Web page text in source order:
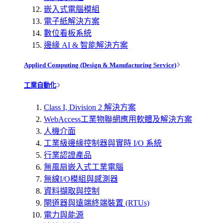
嵌入式電腦模組
電子紙解決方案
數位看板系統
邊緣 AI & 智能解決方案
Applied Computing (Design & Manufacturing Service)
工業自動化
Class I, Division 2 解決方案
WebAccess工業物聯網應用軟體及解決方案
人機介面
工業級邊緣控制器與實時 I/O 系統
行業認證產品
無風扇嵌入式工業電腦
無線I/O模組與感測器
資料擷取與控制
閘道器與遠端終端裝置 (RTUs)
電力與能源